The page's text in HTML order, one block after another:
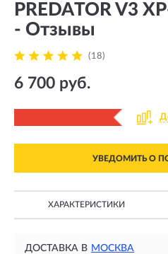
PREDATOR V3
- Отзывы
(18)
6 700 руб.
УВЕДОМИТЬ О
ХАРАКТЕРИСТИКИ
ДОСТАВКА В МОСКВА